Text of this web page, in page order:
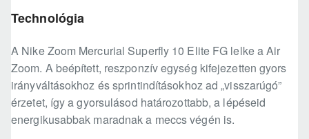
Technológia
A Nike Zoom Mercurial Superfly 10 Elite FG lelke a Air
Zoom. A beépített, reszponzív egység kifejezetten gyors
irányváltásokhoz és sprintindításokhoz ad „visszarúgó”
érzetet, így a gyorsulásod határozottabb, a lépéseid
energikusabbak maradnak a meccs végén is.